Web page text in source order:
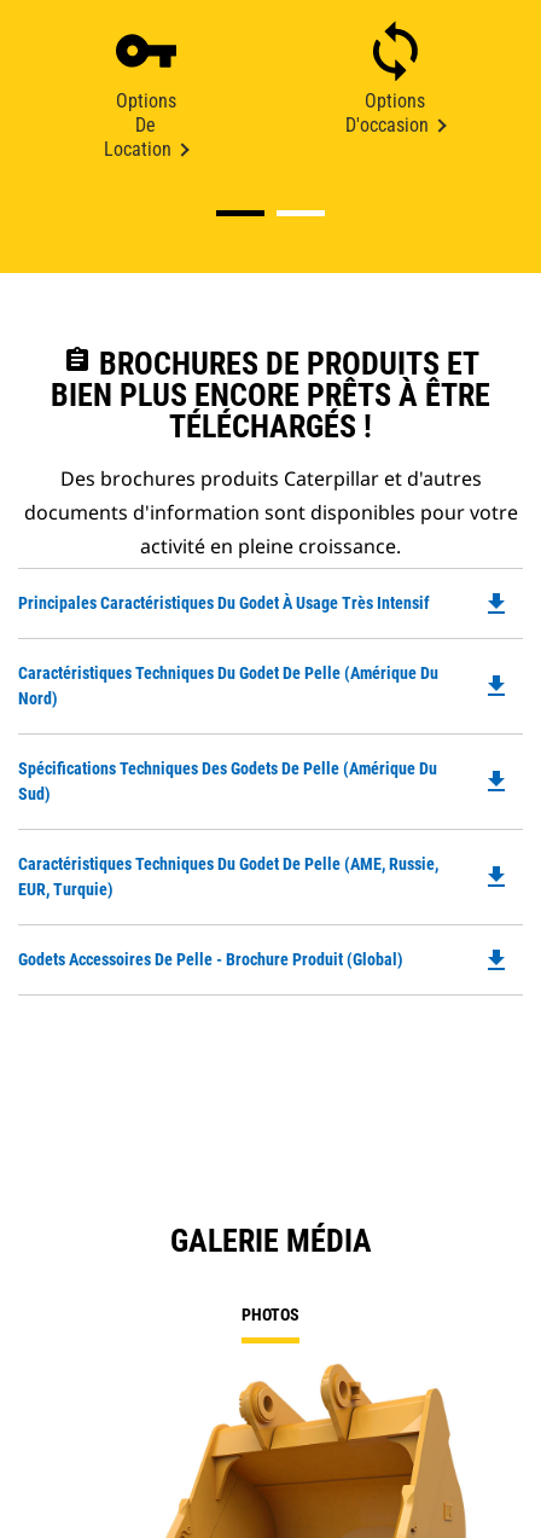
Options
De
Location
Options
D'occasion
assignment BROCHURES DE PRODUITS ET
BIEN PLUS ENCORE PRÊTS À ÊTRE
TÉLÉCHARGÉS !
Des brochures produits Caterpillar et d'autres
documents d'information sont disponibles pour votre
activité en pleine croissance.
Principales Caractéristiques Du Godet À Usage Très Intensif file_download
Caractéristiques Techniques Du Godet De Pelle (Amérique Du
Nord)
file_download
Spécifications Techniques Des Godets De Pelle (Amérique Du
Sud)
file_download
Caractéristiques Techniques Du Godet De Pelle (AME, Russie,
EUR, Turquie)
file_download
Godets Accessoires De Pelle - Brochure Produit (Global) file_download
GALERIE MÉDIA
PHOTOS